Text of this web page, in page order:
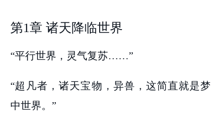
第1章 诸天降临世界